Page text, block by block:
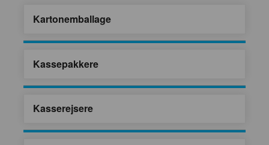
Kartonemballage
Kassepakkere
Kasserejsere